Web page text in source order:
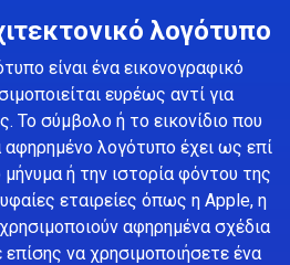
λογότυπο
είναι ένα εικονογραφικό
ευρέως αντί για
Το σύμβολο ή το εικονίδιο που
αφηρημένο λογότυπο έχει ως επί
ή την ιστορία φόντου της
εταιρείες όπως η Apple, η
αφηρημένα σχέδια
να χρησιμοποιήσετε ένα